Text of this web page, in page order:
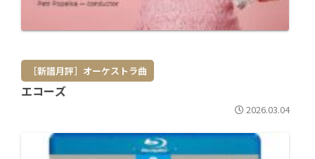
［新譜月評］オーケストラ曲
エコーズ
2026.03.04